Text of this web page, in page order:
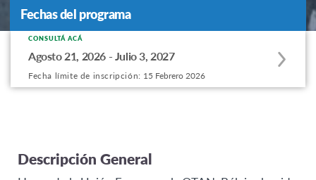
Fechas del programa
Fechas del programa
Apply
to
this
CONSULTÁ ACÁ
Agosto 21, 2026 - Julio 3, 2027
Fecha límite de inscripción: 15 Febrero 2026
Descripción General